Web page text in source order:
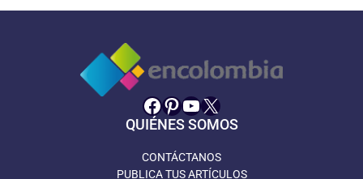
Facebook
Pinterest
YouTube
X
QUIÉNES SOMOS
CONTÁCTANOS
PUBLICA TUS ARTÍCULOS